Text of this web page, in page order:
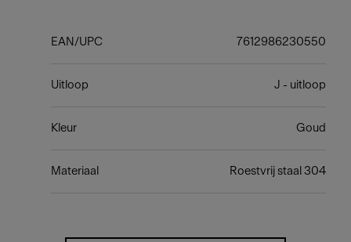
EAN/UPC 7612986230550
Uitloop J - uitloop
Kleur Goud
Materiaal Roestvrij staal 304